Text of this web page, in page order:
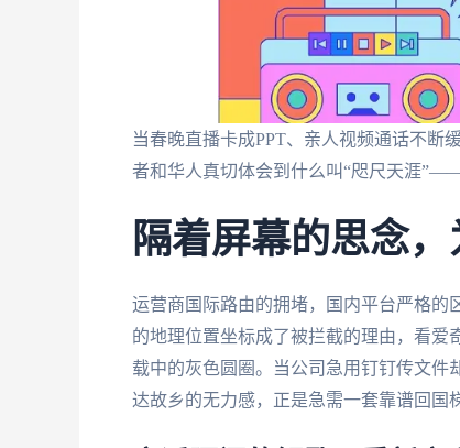
当春晚直播卡成PPT、亲人视频通话不断
者和华人真切体会到什么叫“咫尺天涯
隔着屏幕的思念，
运营商国际路由的拥堵，国内平台严格的
的地理位置坐标成了被拦截的理由，看爱
载中的灰色圆圈。当公司急用钉钉传文件
达故乡的无力感，正是急需一套靠谱回国